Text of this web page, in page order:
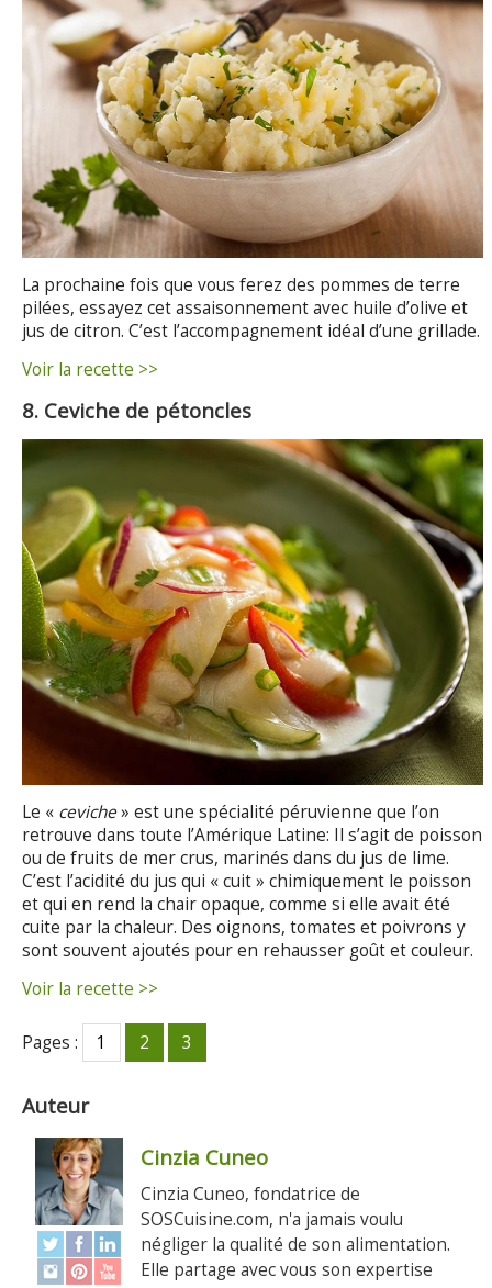
La prochaine fois que vous ferez des pommes de terre
pilées, essayez cet assaisonnement avec huile d’olive et
jus de citron. C’est l’accompagnement idéal d’une grillade.
Voir la recette >>
8. Ceviche de pétoncles
Le « ceviche» est une spécialité péruvienne que l’on
retrouve dans toute l’Amérique Latine: Il s’agit de poisson
ou de fruits de mer crus, marinés dans du jus de lime.
C’est l’acidité du jus qui « cuit » chimiquement le poisson
et qui en rend la chair opaque, comme si elle avait été
cuite par la chaleur. Des oignons, tomates et poivrons y
sont souvent ajoutés pour en rehausser goût et couleur.
Voir la recette >>
Pages : 1 2 3
Auteur
Cinzia Cuneo
Cinzia Cuneo, fondatrice de
SOSCuisine.com, n'a jamais voulu
négliger la qualité de son alimentation.
Elle partage avec vous son expertise